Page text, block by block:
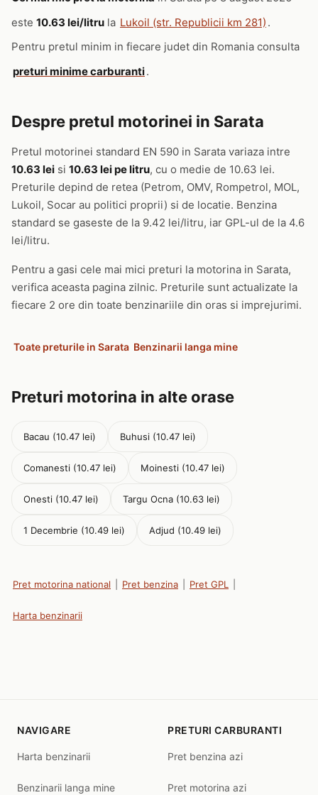
este 10.63 lei/litru la Lukoil (str. Republicii km 281) .
Pentru pretul minim in fiecare judet din Romania consulta
preturi minime carburanti.
Despre pretul motorinei in Sarata
Pretul motorinei standard EN 590 in Sarata variaza intre
10.63 lei si 10.63 lei pe litru, cu o medie de 10.63 lei.
Preturile depind de retea (Petrom, OMV, Rompetrol, MOL,
Lukoil, Socar au politici proprii) si de locatie. Benzina
standard se gaseste de la 9.42 lei/litru, iar GPL-ul de la 4.6
lei/litru.
Pentru a gasi cele mai mici preturi la motorina in Sarata,
verifica aceasta pagina zilnic. Preturile sunt actualizate la
fiecare 2 ore din toate benzinariile din oras si imprejurimi.
Toate preturile in Sarata Benzinarii langa mine
Preturi motorina in alte orase
Bacau (10.47 lei) Buhusi (10.47 lei)
Comanesti (10.47 lei) Moinesti (10.47 lei)
Onesti (10.47 lei) Targu Ocna (10.63 lei)
1 Decembrie (10.49 lei) Adjud (10.49 lei)
Pret motorina national Pret benzina Pret GPL
Harta benzinarii
NAVIGARE
Harta benzinarii
Benzinarii langa mine
PRETURI CARBURANTI
Pret benzina azi
Pret motorina azi